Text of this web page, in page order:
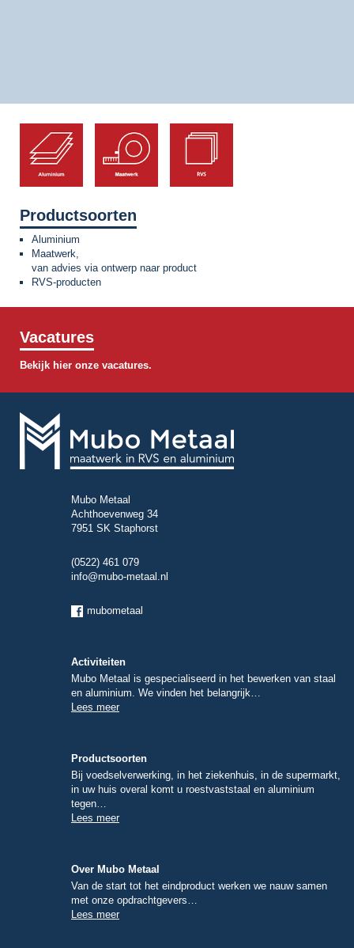
Productsoorten
Aluminium
Maatwerk,
van advies via ontwerp naar product
RVS-producten
Vacatures
Bekijk hier onze vacatures.
Mubo Metaal
Achthoevenweg 34
7951 SK Staphorst
(0522) 461 079
info@mubo-metaal.nl
mubometaal
Activiteiten
Mubo Metaal is gespecialiseerd in het bewerken van staal
en aluminium. We vinden het belangrijk…
Lees meer
Productsoorten
Bij voedselverwerking, in het ziekenhuis, in de supermarkt,
in uw huis overal komt u roestvaststaal en aluminium
tegen…
Lees meer
Over Mubo Metaal
Van de start tot het eindproduct werken we nauw samen
met onze opdrachtgevers…
Lees meer